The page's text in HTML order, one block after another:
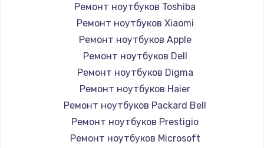
Ремонт ноутбуков Toshiba
Ремонт ноутбуков Xiaomi
Ремонт ноутбуков Apple
Ремонт ноутбуков Dell
Ремонт ноутбуков Digma
Ремонт ноутбуков Haier
Ремонт ноутбуков Packard Bell
Ремонт ноутбуков Prestigio
Ремонт ноутбуков Microsoft